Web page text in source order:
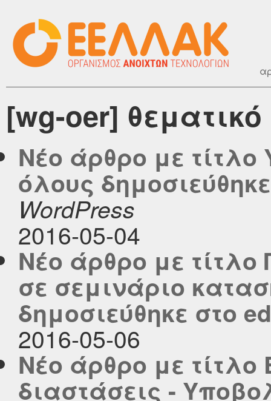
[wg-oer]
Νέο άρθρο με τίτλο
όλους
WordPress
2016-05-04
Νέο άρθρο με
σε σεμινάριο
δημοσιεύθηκε στο
2016-05-06
Νέο άρθρο με τίτλο
διαστάσεις -